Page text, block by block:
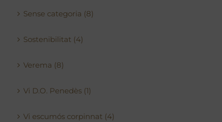
Sense categoria (8)
Sostenibilitat (4)
Verema (8)
Vi D.O. Penedès (1)
Vi escumós corpinnat (4)